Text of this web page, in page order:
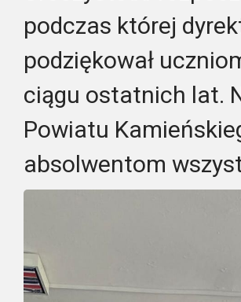
podczas której
podziękował
ciągu ostatnich lat.
Powiatu
absolwentom